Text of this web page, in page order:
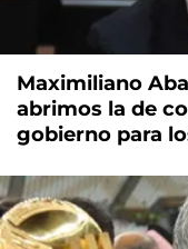
Maximiliano
abrimos la de
gobierno para